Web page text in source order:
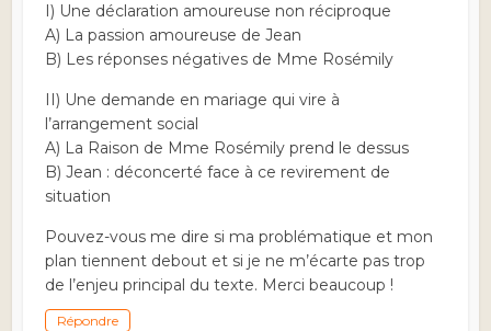
I) Une déclaration amoureuse non réciproque
A) La passion amoureuse de Jean
B) Les réponses négatives de Mme Rosémily
II) Une demande en mariage qui vire à
l’arrangement social
A) La Raison de Mme Rosémily prend le dessus
B) Jean : déconcerté face à ce revirement de
situation
Pouvez-vous me dire si ma problématique et mon
plan tiennent debout et si je ne m’écarte pas trop
de l’enjeu principal du texte. Merci beaucoup !
Répondre